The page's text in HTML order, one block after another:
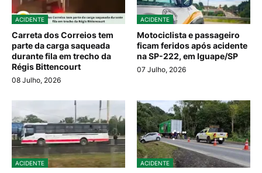
ACIDENTE
Carreta dos Correios tem
parte da carga saqueada
durante fila em trecho da
Régis Bittencourt
08 Julho, 2026
ACIDENTE
Motociclista e passageiro
ficam feridos após acidente
na SP-222, em Iguape/SP
07 Julho, 2026
ACIDENTE ACIDENTE